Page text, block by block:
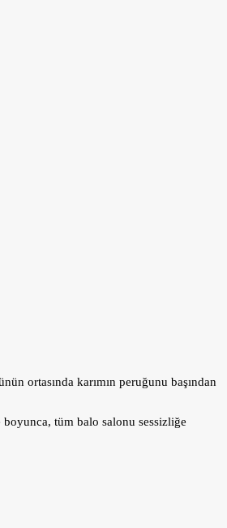
ortasında karımın peruğunu başından
tüm balo salonu sessizliğe